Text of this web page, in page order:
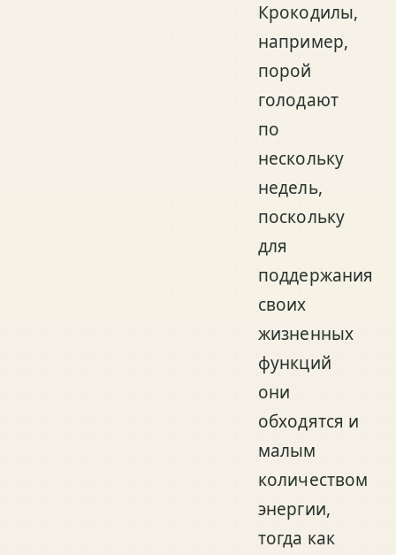
Крокодилы,
например,
порой
голодают
по
нескольку
недель,
поскольку
для
поддержания
своих
жизненных
функций
они
обходятся и
малым
количеством
энергии,
тогда как